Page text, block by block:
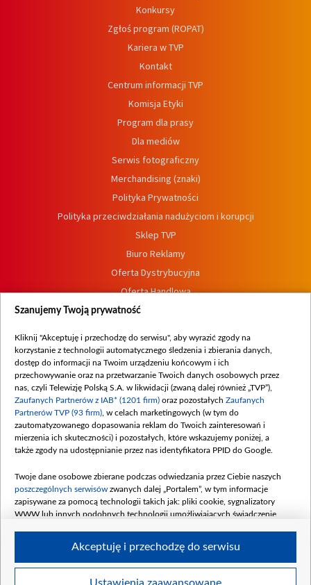
Konkursy
Zgłoś program (ROPAT)
Kariera w TVP
Kontakt
Centrum informacji TVP
Komisja Etyki
Program dla prasy
Dla mediów
Serwis fotograficzny
Merchandising (znaki)
Polityka Prywatności
Polityka przeciwdziałania nadużyciom i korupcji
Sklep TVP
Biuro Reklamy
Oferta Dystrybucyjna
Oferta Handlowa
Dostępność
Procedura zgłoszeń wewnętrznych
Szanujemy Twoją prywatność
Kliknij "Akceptuję i przechodzę do serwisu", aby wyrazić zgody na
korzystanie z technologii automatycznego śledzenia i zbierania danych,
dostęp do informacji na Twoim urządzeniu końcowym i ich
przechowywanie oraz na przetwarzanie Twoich danych osobowych przez
nas, czyli Telewizję Polską S.A. w likwidacji (zwaną dalej również „TVP”),
Zaufanych Partnerów z IAB* (1201 firm) oraz pozostałych Zaufanych
Partnerów TVP (93 firm) , w celach marketingowych (w tym do
zautomatyzowanego dopasowania reklam do Twoich zainteresowań i
mierzenia ich skuteczności) i pozostałych, które wskazujemy poniżej, a
także zgody na udostępnianie przez nas identyfikatora PPID do Google.
Twoje dane osobowe zbierane podczas odwiedzania przez Ciebie naszych
poszczególnych serwisów zwanych dalej „Portalem”, w tym informacje
zapisywane za pomocą technologii takich jak: pliki cookie, sygnalizatory
WWW lub innych podobnych technologii umożliwiających świadczenie
Twoje dane osobowe zbierane podczas odwiedzania przez Ciebie
Akceptuję i przechodzę do serwisu